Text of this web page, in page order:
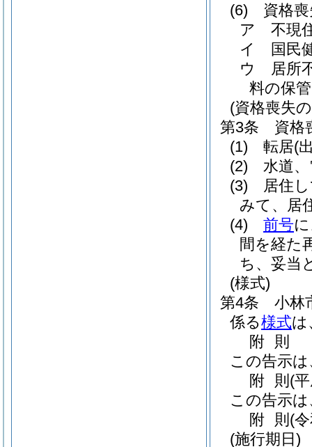
(6)
資格
ア
不現
イ
国民
ウ
居所
料の保
(資格喪失
第3条
資格
(1)
転居(
(2)
水道
(3)
居住
みて、居
(4)
前号
間を経た
ち、妥当
(様式)
第4条
小林
係る様式は
附 則
この告示
附 則 (
この告示
附 則 (
(施行期日)